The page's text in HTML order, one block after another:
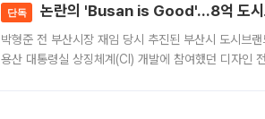
단독 논란의 'Busan is Good'…8억 도시
박형준 전 부산시장 재임 당시 추진된 부산시 도시브
용산 대통령실 상징체계(CI) 개발에 참여했던 디자인